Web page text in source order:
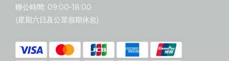
辦公時間: 09:00-18:00
(星期六日及公眾假期休息)